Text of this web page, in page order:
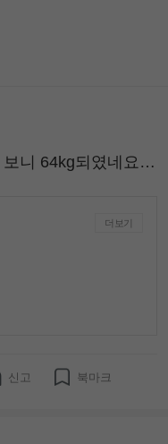
보니 64kg되였네요…
더보기
신고 북마크